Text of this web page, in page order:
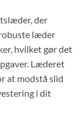
der
læder
hvilket gør det
Læderet
at modstå slid
i dit